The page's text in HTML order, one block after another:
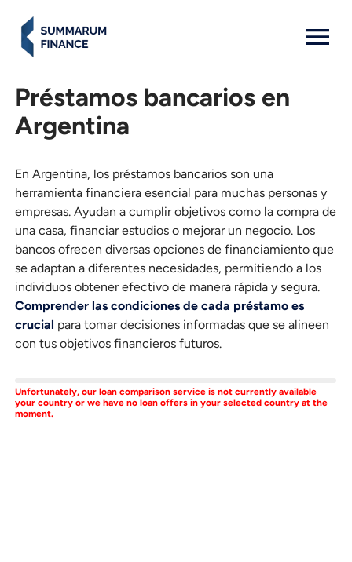
Préstamos bancarios en
Argentina
En Argentina, los préstamos bancarios son una
herramienta financiera esencial para muchas personas y
empresas. Ayudan a cumplir objetivos como la compra de
una casa, financiar estudios o mejorar un negocio. Los
bancos ofrecen diversas opciones de financiamiento que
se adaptan a diferentes necesidades, permitiendo a los
individuos obtener efectivo de manera rápida y segura.
Comprender las condiciones de cada préstamo es
crucial para tomar decisiones informadas que se alineen
con tus objetivos financieros futuros.
Unfortunately, our loan comparison service is not currently available
your country or we have no loan offers in your selected country at the
moment.